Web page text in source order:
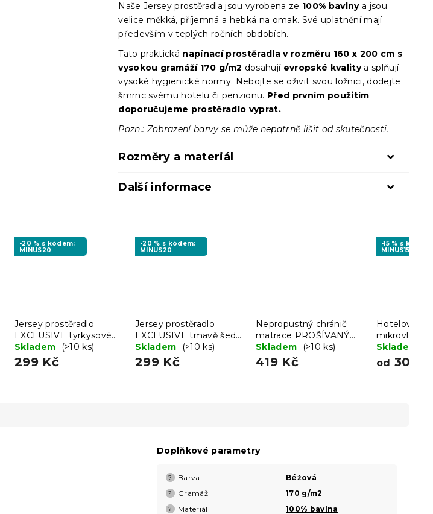
Naše Jersey prostěradla jsou vyrobena ze 100% bavlnya jsou
velice měkká, příjemná a hebká na omak. Své uplatnění mají
především v teplých ročních obdobích.
Tato praktická napínací prostěradla v rozměru 160 x 200 cm s
vysokou gramáží 170 g/m2 dosahujíevropské kvalitya splňují
vysoké hygienické normy. Nebojte se oživit svou ložnici, dodejte
šmrnc svému hotelu či penzionu. Před prvním použitím
doporučujeme prostěradlo vyprat.
Pozn.: Zobrazení barvy se může nepatrně lišit od skutečnosti.
Rozměry a materiál
Další informace
-20 % s kódem:
MINUS20
Jersey prostěradlo
EXCLUSIVE tyrkysové
160 x 200 cm
Skladem (>10 ks)
299 Kč
-20 % s kódem:
MINUS20
Jersey prostěradlo
EXCLUSIVE tmavě šedé
160 x 200 cm
Skladem (>10 ks)
299 Kč
Nepropustný chránič
matrace PROŠÍVANÝ
160 x 200 cm
Skladem (>10 ks)
419 Kč
-15 % s kódem:
MINUS15
Hotelové
mikrovlákna
šampaň -
Skladem
od 300
Doplňkové parametry
? Barva Béžová
? Gramáž 170 g/m2
? Materiál 100% bavlna